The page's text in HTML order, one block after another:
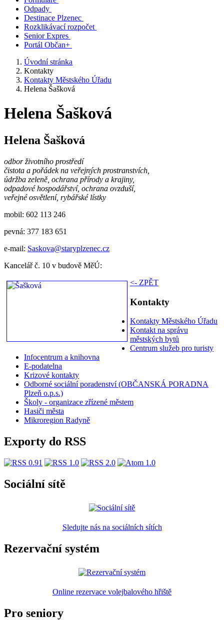
Odpady
Destinace Plzenec
Rozklikávací rozpočet
Senior Expres
Portál Občan+
Úvodní stránka
Kontakty
Kontakty Městského Úřadu
Helena Šašková
Helena Šašková
Helena Šašková
odbor životního prostředí
čistota a pořádek na veřejných prostranstvích,
údržba zeleně, ochrana přírody a krajiny,
odpadové hospodářství, ochrana ovzduší,
veřejné osvětlení, rybářské lístky
mobil: 602 113 246
pevná: 377 183 651
e-mail: Saskova@staryplzenec.cz
Kancelář č. 10 v budově MěÚ:
<- ZPĚT
Kontakty
Kontakty Městského Úřadu
Kontakt na správu
městských bytů
Centrum služeb pro turisty
Infocentrum a knihovna
E-podatelna
Krizové kontakty
Odborné sociální poradenství (OBČANSKÁ PORADNA
Plzeň o.p.s.)
Školy - organizace zřízené městem
Hasiči města
Mikroregion Radyně
Exporty do RSS
Sociální sítě
Sledujte nás na sociálních sítích
Rezervační systém
Online rezervace volejbalového hřiště
Pro seniory